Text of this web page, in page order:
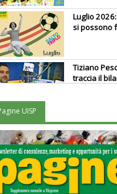
Luglio
si possono
Tiziano
traccia il
valorizzi le
La
prosegue
UISP